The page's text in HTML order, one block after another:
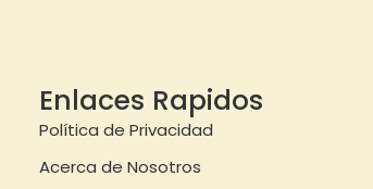
Enlaces Rapidos
Política de Privacidad
Acerca de Nosotros